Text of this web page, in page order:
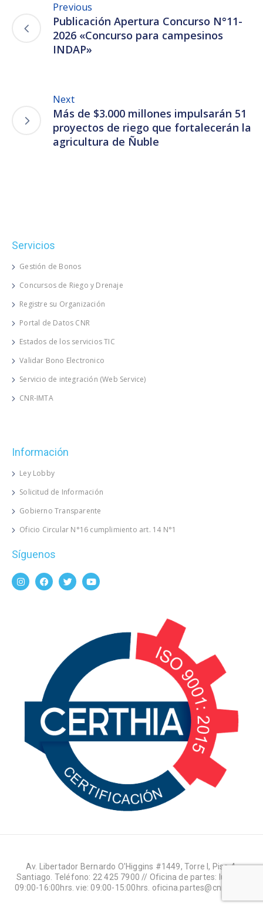
Previous
Publicación Apertura Concurso N°11-
2026 «Concurso para campesinos
INDAP»
Next
Más de $3.000 millones impulsarán 51
proyectos de riego que fortalecerán la
agricultura de Ñuble
Servicios
Gestión de Bonos
Concursos de Riego y Drenaje
Registre su Organización
Portal de Datos CNR
Estados de los servicios TIC
Validar Bono Electronico
Servicio de integración (Web Service)
CNR-IMTA
Información
Ley Lobby
Solicitud de Información
Gobierno Transparente
Oficio Circular N°16 cumplimiento art. 14 N°1
Síguenos
Av. Libertador Bernardo O'Higgins #1449, Torre I, Piso 4,
Santiago. Teléfono: 22 425 7900 // Oficina de partes: lun-jue:
09:00-16:00hrs. vie: 09:00-15:00hrs. oficina.partes@cnr.gob.cl